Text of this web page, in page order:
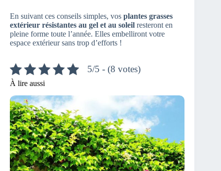
En suivant ces conseils simples, vos plantes grasses
extérieur résistantes au gel et au soleil resteront en
pleine forme toute l’année. Elles embelliront votre
espace extérieur sans trop d’efforts !
5/5 - (8 votes)
À lire aussi